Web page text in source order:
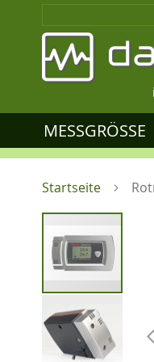
MESSGRÖSSE
Startseite
Zum
Ende
der
Bildgalerie
springen